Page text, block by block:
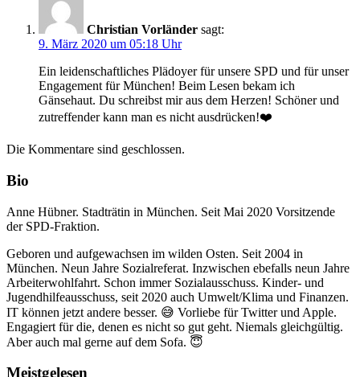
Christian Vorländer sagt:
9. März 2020 um 05:18 Uhr
Ein leidenschaftliches Plädoyer für unsere SPD und für unser
Engagement für München! Beim Lesen bekam ich
Gänsehaut. Du schreibst mir aus dem Herzen! Schöner und
zutreffender kann man es nicht ausdrücken!❤️
Die Kommentare sind geschlossen.
Bio
Anne Hübner. Stadträtin in München. Seit Mai 2020 Vorsitzende
der SPD-Fraktion.
Geboren und aufgewachsen im wilden Osten. Seit 2004 in
München. Neun Jahre Sozialreferat. Inzwischen ebefalls neun Jahre
Arbeiterwohlfahrt. Schon immer Sozialausschuss. Kinder- und
Jugendhilfeausschuss, seit 2020 auch Umwelt/Klima und Finanzen.
IT können jetzt andere besser. 😅 Vorliebe für Twitter und Apple.
Engagiert für die, denen es nicht so gut geht. Niemals gleichgültig.
Aber auch mal gerne auf dem Sofa. 😇
Meistgelesen